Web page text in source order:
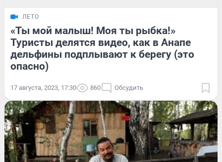
ЛЕТО
«Ты мой малыш! Моя ты рыбка!»
Туристы делятся видео, как в Анапе
дельфины подплывают к берегу (это
опасно)
17 августа, 2023, 17:30 860 Обсудить